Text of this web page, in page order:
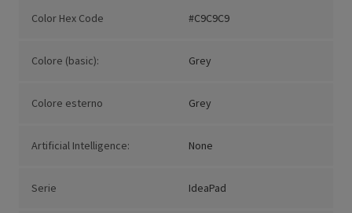
Color Hex Code #C9C9C9
Colore (basic): Grey
Colore esterno Grey
Artificial Intelligence: None
Serie IdeaPad